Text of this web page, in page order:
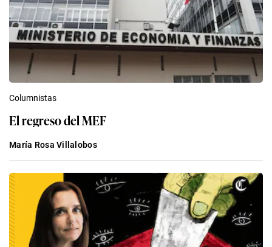
Columnistas
El regreso del MEF
María Rosa Villalobos